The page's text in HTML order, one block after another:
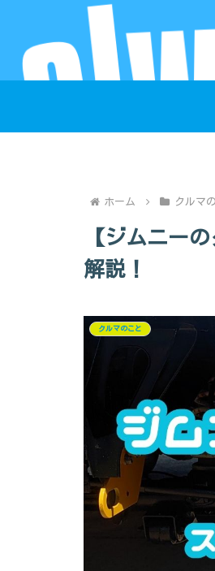
ホーム クルマ
【ジムニー
解説！
クルマのこと